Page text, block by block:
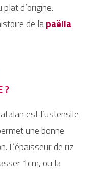
d’origine.
de lapaëlla
?
est l’ustensile
une bonne
L’épaisseur de riz
1cm, ou la